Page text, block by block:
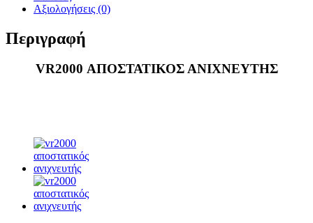
Αξιολογήσεις (0)
Περιγραφή
VR2000 ΑΠΟΣΤΑΤΙΚΟΣ ΑΝΙΧΝΕΥΤΗΣ